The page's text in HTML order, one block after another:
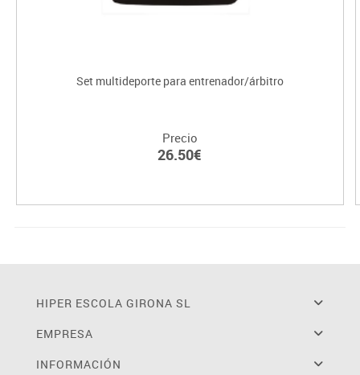
Set multideporte para entrenador/árbitro
Precio
26.50€
HIPER ESCOLA GIRONA SL
EMPRESA
INFORMACIÓN